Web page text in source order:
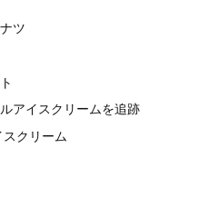
ツ
アイスクリームを追跡
クリーム